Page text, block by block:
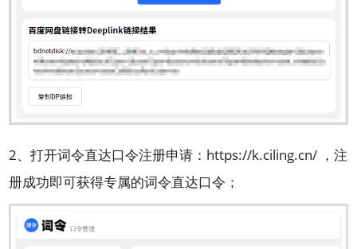
2、打开词令直达口令注册申请： https://k.ciling.cn/ ，注
册成功即可获得专属的词令直达口令；